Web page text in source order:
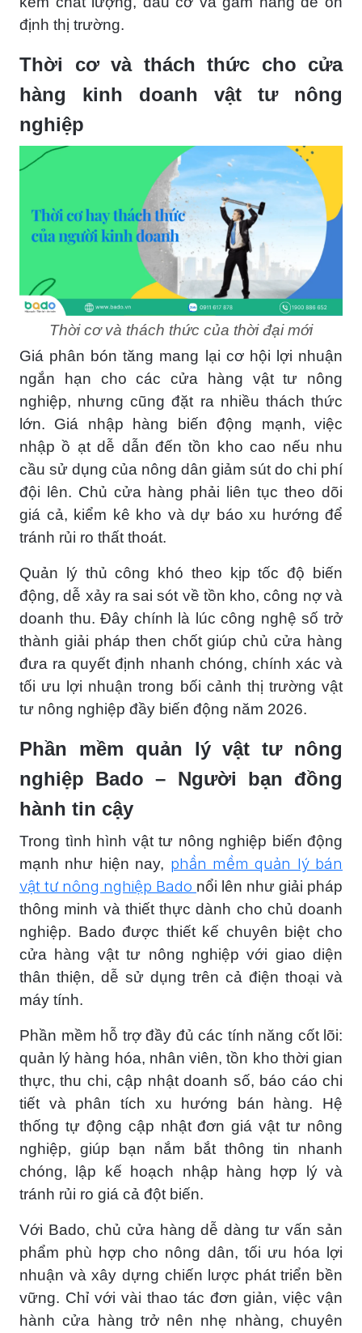
định thị trường.
Thời cơ và thách thức cho cửa
hàng kinh doanh vật tư nông
nghiệp
Thời cơ và thách thức của thời đại mới
Giá phân bón tăng mang lại cơ hội lợi nhuận
ngắn hạn cho các cửa hàng vật tư nông
nghiệp, nhưng cũng đặt ra nhiều thách thức
lớn. Giá nhập hàng biến động mạnh, việc
nhập ồ ạt dễ dẫn đến tồn kho cao nếu nhu
cầu sử dụng của nông dân giảm sút do chi phí
đội lên. Chủ cửa hàng phải liên tục theo dõi
giá cả, kiểm kê kho và dự báo xu hướng để
tránh rủi ro thất thoát.
Quản lý thủ công khó theo kịp tốc độ biến
động, dễ xảy ra sai sót về tồn kho, công nợ và
doanh thu. Đây chính là lúc công nghệ số trở
thành giải pháp then chốt giúp chủ cửa hàng
đưa ra quyết định nhanh chóng, chính xác và
tối ưu lợi nhuận trong bối cảnh thị trường vật
tư nông nghiệp đầy biến động năm 2026.
Phần mềm quản lý vật tư nông
nghiệp Bado – Người bạn đồng
hành tin cậy
Trong tình hình vật tư nông nghiệp biến động
mạnh như hiện nay, phần mềm quản lý bán
vật tư nông nghiệp Bado nổi lên như giải pháp
thông minh và thiết thực dành cho chủ doanh
nghiệp. Bado được thiết kế chuyên biệt cho
cửa hàng vật tư nông nghiệp với giao diện
thân thiện, dễ sử dụng trên cả điện thoại và
máy tính.
Phần mềm hỗ trợ đầy đủ các tính năng cốt lõi:
quản lý hàng hóa, nhân viên, tồn kho thời gian
thực, thu chi, cập nhật doanh số, báo cáo chi
tiết và phân tích xu hướng bán hàng. Hệ
thống tự động cập nhật đơn giá vật tư nông
nghiệp, giúp bạn nắm bắt thông tin nhanh
chóng, lập kế hoạch nhập hàng hợp lý và
tránh rủi ro giá cả đột biến.
Với Bado, chủ cửa hàng dễ dàng tư vấn sản
phẩm phù hợp cho nông dân, tối ưu hóa lợi
nhuận và xây dựng chiến lược phát triển bền
vững. Chỉ với vài thao tác đơn giản, việc vận
hành cửa hàng trở nên nhẹ nhàng, chuyên